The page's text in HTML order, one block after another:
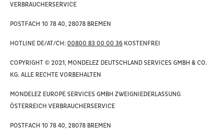
VERBRAUCHERSERVICE
POSTFACH 10 78 40, 28078 BREMEN
HOTLINE DE/AT/CH: 00800 83 00 00 36 KOSTENFREI
COPYRIGHT © 2021, MONDELEZ DEUTSCHLAND SERVICES GMBH & CO.
KG. ALLE RECHTE VORBEHALTEN
MONDELEZ EUROPE SERVICES GMBH ZWEIGNIEDERLASSUNG
ÖSTERREICH VERBRAUCHERSERVICE
POSTFACH 10 78 40, 28078 BREMEN